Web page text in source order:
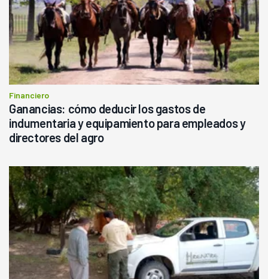
Financiero
Ganancias: cómo deducir los gastos de
indumentaria y equipamiento para empleados y
directores del agro